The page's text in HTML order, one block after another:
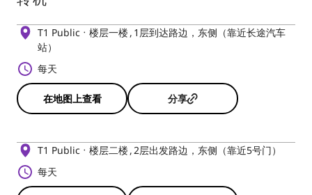
T1 Public 楼层一楼 1层到达路边，东侧（靠近长途汽车
站）
每天
在地图上查看 分享
T1 Public 楼层二楼 2层出发路边，东侧（靠近5号门）
每天